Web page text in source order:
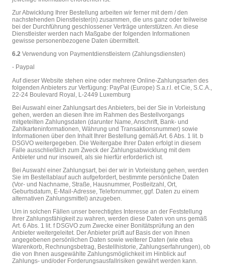
Zur Abwicklung Ihrer Bestellung arbeiten wir ferner mit dem / den
nachstehenden Dienstleister(n) zusammen, die uns ganz oder teilweise
bei der Durchführung geschlossener Verträge unterstützen. An diese
Dienstleister werden nach Maßgabe der folgenden Informationen
gewisse personenbezogene Daten übermittelt.
6.2 Verwendung von Paymentdienstleistern (Zahlungsdiensten)
- Paypal
Auf dieser Website stehen eine oder mehrere Online-Zahlungsarten des
folgenden Anbieters zur Verfügung: PayPal (Europe) S.a.r.l. et Cie, S.C.A.,
22-24 Boulevard Royal, L-2449 Luxemburg
Bei Auswahl einer Zahlungsart des Anbieters, bei der Sie in Vorleistung
gehen, werden an diesen Ihre im Rahmen des Bestellvorgangs
mitgeteilten Zahlungsdaten (darunter Name, Anschrift, Bank- und
Zahlkarteninformationen, Währung und Transaktionsnummer) sowie
Informationen über den Inhalt Ihrer Bestellung gemäß Art. 6 Abs. 1 lit. b
DSGVO weitergegeben. Die Weitergabe Ihrer Daten erfolgt in diesem
Falle ausschließlich zum Zweck der Zahlungsabwicklung mit dem
Anbieter und nur insoweit, als sie hierfür erforderlich ist.
Bei Auswahl einer Zahlungsart, bei der wir in Vorleistung gehen, werden
Sie im Bestellablauf auch aufgefordert, bestimmte persönliche Daten
(Vor- und Nachname, Straße, Hausnummer, Postleitzahl, Ort,
Geburtsdatum, E-Mail-Adresse, Telefonnummer, ggf. Daten zu einem
alternativen Zahlungsmittel) anzugeben.
Um in solchen Fällen unser berechtigtes Interesse an der Feststellung
Ihrer Zahlungsfähigkeit zu wahren, werden diese Daten von uns gemäß
Art. 6 Abs. 1 lit. f DSGVO zum Zwecke einer Bonitätsprüfung an den
Anbieter weitergeleitet. Der Anbieter prüft auf Basis der von Ihnen
angegebenen persönlichen Daten sowie weiterer Daten (wie etwa
Warenkorb, Rechnungsbetrag, Bestellhistorie, Zahlungserfahrungen), ob
die von Ihnen ausgewählte Zahlungsmöglichkeit im Hinblick auf
Zahlungs- und/oder Forderungsausfallrisiken gewährt werden kann.